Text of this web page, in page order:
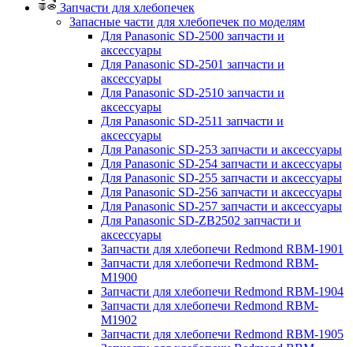
Запчасти для хлебопечек
Запасные части для хлебопечек по моделям
Для Panasonic SD-2500 запчасти и
аксессуары
Для Panasonic SD-2501 запчасти и
аксессуары
Для Panasonic SD-2510 запчасти и
аксессуары
Для Panasonic SD-2511 запчасти и
аксессуары
Для Panasonic SD-253 запчасти и аксессуары
Для Panasonic SD-254 запчасти и аксессуары
Для Panasonic SD-255 запчасти и аксессуары
Для Panasonic SD-256 запчасти и аксессуары
Для Panasonic SD-257 запчасти и аксессуары
Для Panasonic SD-ZB2502 запчасти и
аксессуары
Запчасти для хлебопечи Redmond RBM-1901
Запчасти для хлебопечи Redmond RBM-
M1900
Запчасти для хлебопечи Redmond RBM-1904
Запчасти для хлебопечи Redmond RBM-
M1902
Запчасти для хлебопечи Redmond RBM-1905